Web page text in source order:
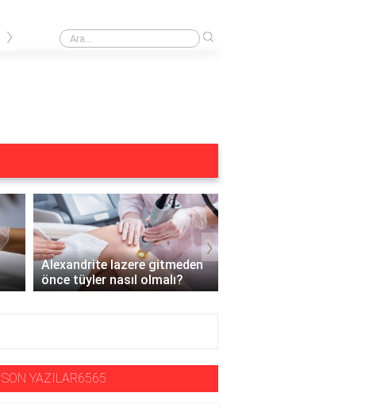
Buz lazer öncesi duş alınır mı?
›
Alexandrite lazere gitmeden
önce tüyler nasıl olmalı?
›
SON YAZILAR6565